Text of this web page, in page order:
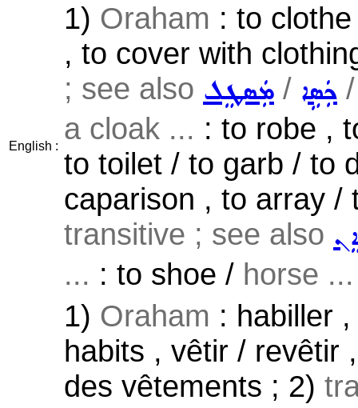
English :
1) Oraham : to
, to cover with
; see also ܡܲܣܛܸܠ / ܟܲܣܹܐ
a cloak ... : to robe ,
to toilet / to garb / to
caparison , to array /
transitive ; see also
... : to shoe / horse ...
1) Oraham : habiller
habits , vêtir / revêtir
des vêtements ; 2)